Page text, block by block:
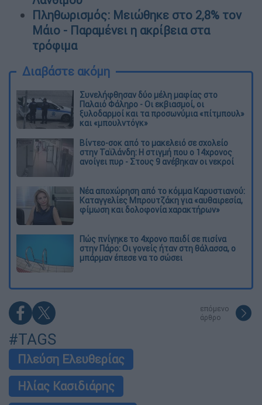
Πληθωρισμός: Μειώθηκε στο 2,8% τον
Μάιο - Παραμένει η ακρίβεια στα
τρόφιμα
Διαβάστε ακόμη
Συνελήφθησαν δύο μέλη μαφίας στο
Παλαιό Φάληρο - Οι εκβιασμοί, οι
ξυλοδαρμοί και τα προσωνύμια «πίτμπουλ»
και «μπουλντόγκ»
Βίντεο-σοκ από το μακελειό σε σχολείο
στην Ταϊλάνδη: Η στιγμή που ο 14χρονος
ανοίγει πυρ - Στους 9 ανέβηκαν οι νεκροί
Νέα αποχώρηση από το κόμμα Καρυστιανού:
Καταγγελίες Μπρουτζάκη για «αυθαιρεσία,
φίμωση και δολοφονία χαρακτήρων»
Πώς πνίγηκε το 4χρονο παιδί σε πισίνα
στην Πάρο: Οι γονείς ήταν στη θάλασσα, ο
μπάρμαν έπεσε να το σώσει
επόμενο
άρθρο
#TAGS
Πλεύση Ελευθερίας
Ηλίας Κασιδιάρης